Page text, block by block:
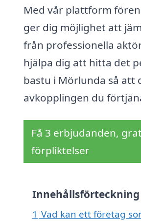
Med vår plattform
ger dig möjlighet att
från professionella
hjälpa dig att hitta det
bastu i Mörlunda så att
avkopplingen du
Få 3 erbjudanden,
förpliktelser
Innehållsförteckning
1 Vad kan ett företag